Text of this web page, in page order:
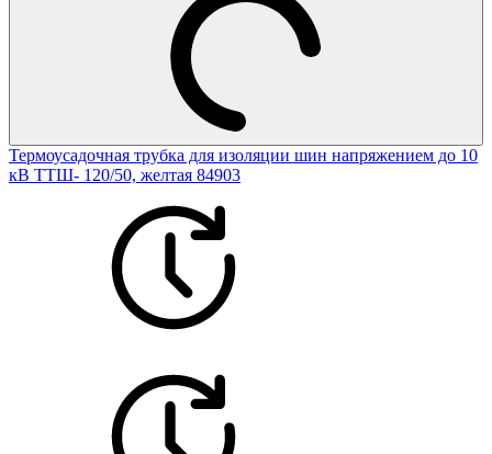
Термоусадочная трубка для изоляции шин напряжением до 10
кВ ТТШ- 120/50, желтая 84903